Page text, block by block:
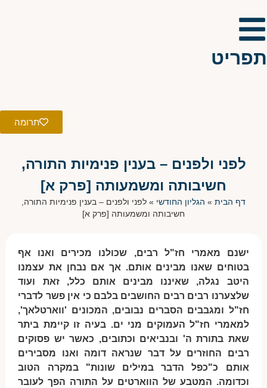
תפריט
תרומה
לפני ולפנים – בענין פנימיות התורה,
חשיבותה ומשמעותה [פרק א]
דף הבית » הגליון החודשי » לפני ולפנים – בענין פנימיות התורה,
חשיבותה ומשמעותה [פרק א]
ישנם מאמרי חז"ל רבים, שכולנו מכירים ואנו אף
בטוחים שאנו מבינים אותם. אך אם נבחן את עצמנו
היטב נגלה, שאיננו מבינים אותם כלל, זאת ועוד
שלצערנו רבים רבים החושבים בלבם כי אין פשר לדברי
חז"ל ומגבבים הסברים נבובים, המכונים 'ווארטלאך',
למאמרי חז"ל העמוקים מני ים. בעיה זו קיימת ביתר
שאת בתורת ה' ובנביאים וכתובים, כאשר יש פסוקים
רבים החוזרים על דבר שנראה דומה ואנו מסבירים
אותם כ"כפל הדבר במילים שונות" במקרה הטוב
וכדומה. המטבע של הווארטים על התורה הפך לעובר